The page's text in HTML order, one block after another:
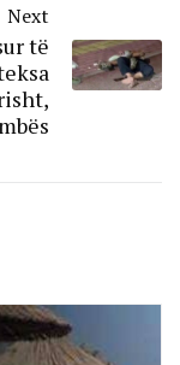
Next
të